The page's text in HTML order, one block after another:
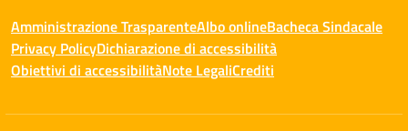
Amministrazione TrasparenteAlbo onlineBacheca Sindacale
Privacy PolicyDichiarazione di accessibilità
Obiettivi di accessibilitàNote LegaliCrediti